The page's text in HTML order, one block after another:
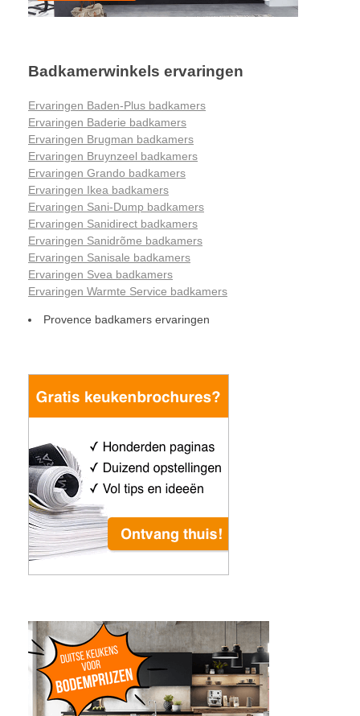
Badkamerwinkels ervaringen
Ervaringen Baden-Plus badkamers
Ervaringen Baderie badkamers
Ervaringen Brugman badkamers
Ervaringen Bruynzeel badkamers
Ervaringen Grando badkamers
Ervaringen Ikea badkamers
Ervaringen Sani-Dump badkamers
Ervaringen Sanidirect badkamers
Ervaringen Sanidrõme badkamers
Ervaringen Sanisale badkamers
Ervaringen Svea badkamers
Ervaringen Warmte Service badkamers
Provence badkamers ervaringen